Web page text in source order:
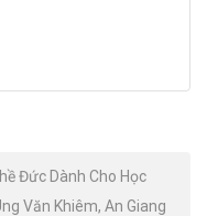
Đức Dành Cho Học
Văn Khiêm, An Giang